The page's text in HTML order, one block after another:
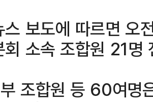
스 보도에 따르면 오
회 소속 조합원 21명
조합원 등 60여명